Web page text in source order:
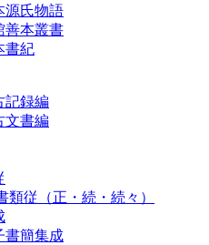
源氏物語
善本叢書
紀
録編
書編
類従（正・続・続々）
書簡集成